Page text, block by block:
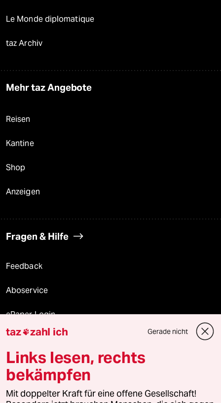
Le Monde diplomatique
taz Archiv
Mehr taz Angebote
Reisen
Kantine
Shop
Anzeigen
Fragen & Hilfe
Feedback
Aboservice
ePaper Login
Downloads für Abonnierende
© 2026 taz Verlags und Vertriebs GmbH
Alle Rechte vorbehalten. Bei rechtlichen Fragen oder für Genehmigungen
wenden Sie sich bitte an
lizenzen@taz.de
taz zahl ich Gerade nicht
Links lesen, rechts
bekämpfen
Mit doppelter Kraft für eine offene Gesellschaft!